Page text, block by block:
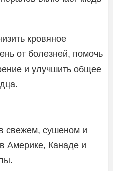
кровяное
от болезней, помочь
и улучшить общее
свежем, сушеном и
Америке, Канаде и